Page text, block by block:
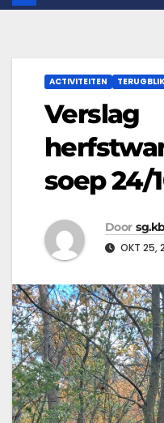
ACTIVITEITEN TERUGBLIK
Verslag
soep 24/
Door
OKT 25,